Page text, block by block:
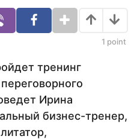
1 point
тренинг
Ирина
бизнес-тренер,